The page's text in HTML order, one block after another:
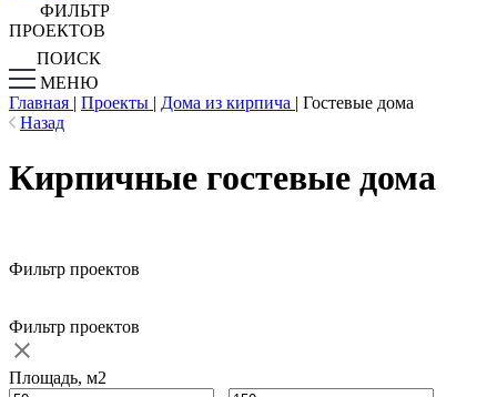
ФИЛЬТР
ПРОЕКТОВ
ПОИСК
МЕНЮ
Главная | Проекты | Дома из кирпича | Гостевые дома
Назад
Кирпичные гостевые дома
Фильтр проектов
Фильтр проектов
Площадь, м2